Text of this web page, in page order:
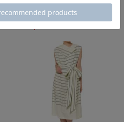
ウス
¥38,500
¥23,100